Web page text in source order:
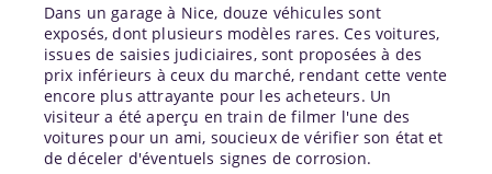
Dans un garage à Nice, douze véhicules sont
exposés, dont plusieurs modèles rares. Ces voitures,
issues de saisies judiciaires, sont proposées à des
prix inférieurs à ceux du marché, rendant cette vente
encore plus attrayante pour les acheteurs. Un
visiteur a été aperçu en train de filmer l'une des
voitures pour un ami, soucieux de vérifier son état et
de déceler d'éventuels signes de corrosion.